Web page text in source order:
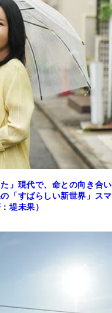
」現代で、命との向き合い
「すばらしい新世界」スマ
堤未果）